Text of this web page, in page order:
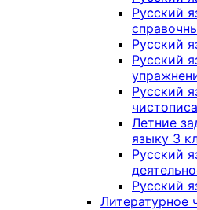
Русский
Русский
Русский
Русский
Летние
языку 3
Русский
Русский
Литературное